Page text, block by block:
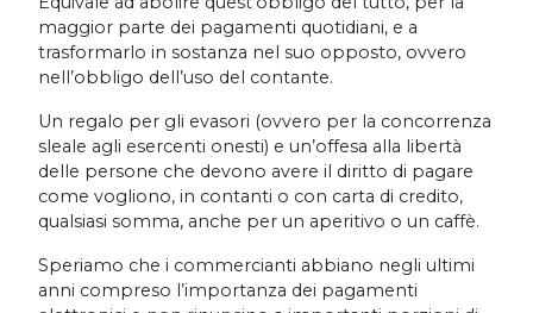
maggior parte dei pagamenti quotidiani, e a
trasformarlo in sostanza nel suo opposto, ovvero
nell’obbligo dell’uso del contante.
Un regalo per gli evasori (ovvero per la concorrenza
sleale agli esercenti onesti) e un’offesa alla libertà
delle persone che devono avere il diritto di pagare
come vogliono, in contanti o con carta di credito,
qualsiasi somma, anche per un aperitivo o un caffè.
Speriamo che i commercianti abbiano negli ultimi
anni compreso l’importanza dei pagamenti